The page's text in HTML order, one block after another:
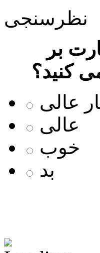
نظرسنجی
بر
کنید؟
عالی
عالی
خوب
بد